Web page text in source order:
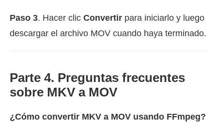
Paso 3. Hacer clic Convertir para iniciarlo y luego
descargar el archivo MOV cuando haya terminado.
Parte 4. Preguntas frecuentes
sobre MKV a MOV
¿Cómo convertir MKV a MOV usando FFmpeg?